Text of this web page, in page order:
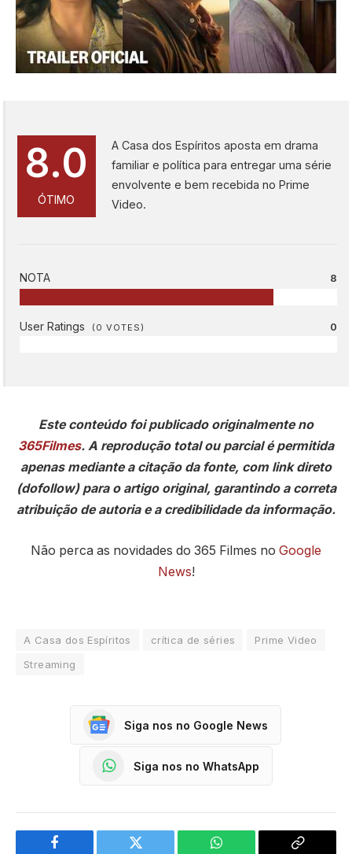
8.0
ÓTIMO
A Casa dos Espíritos aposta em drama
familiar e política para entregar uma série
envolvente e bem recebida no Prime
Video.
NOTA 8
User Ratings (0 VOTES) 0
Este conteúdo foi publicado originalmente no
365Filmes. A reprodução total ou parcial é permitida
apenas mediante a citação da fonte, com link direto
(dofollow) para o artigo original, garantindo a correta
atribuição de autoria e a credibilidade da informação.
Não perca as novidades do 365 Filmes no Google
News!
A Casa dos Espíritos crítica de séries
Prime Video
Streaming
Siga nos no Google News
Siga nos no WhatsApp